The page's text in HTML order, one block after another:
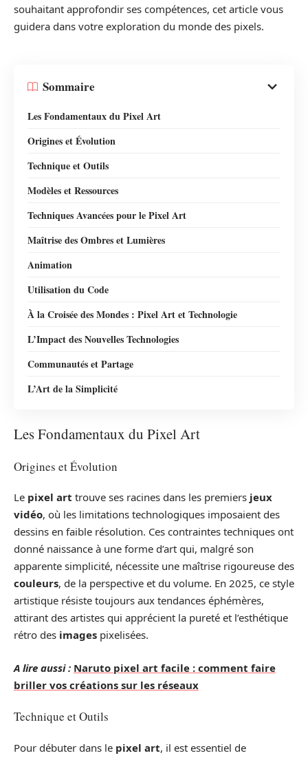
souhaitant approfondir ses compétences, cet article vous
guidera dans votre exploration du monde des pixels.
Sommaire
Les Fondamentaux du Pixel Art
Origines et Évolution
Technique et Outils
Modèles et Ressources
Techniques Avancées pour le Pixel Art
Maîtrise des Ombres et Lumières
Animation
Utilisation du Code
À la Croisée des Mondes : Pixel Art et Technologie
L’Impact des Nouvelles Technologies
Communautés et Partage
L’Art de la Simplicité
Les Fondamentaux du Pixel Art
Origines et Évolution
Le pixel art trouve ses racines dans les premiers jeux
vidéo, où les limitations technologiques imposaient des
dessins en faible résolution. Ces contraintes techniques ont
donné naissance à une forme d’art qui, malgré son
apparente simplicité, nécessite une maîtrise rigoureuse des
couleurs, de la perspective et du volume. En 2025, ce style
artistique résiste toujours aux tendances éphémères,
attirant des artistes qui apprécient la pureté et l’esthétique
rétro des images pixelisées.
A lire aussi : Naruto pixel art facile : comment faire
briller vos créations sur les réseaux
Technique et Outils
Pour débuter dans le pixel art, il est essentiel de